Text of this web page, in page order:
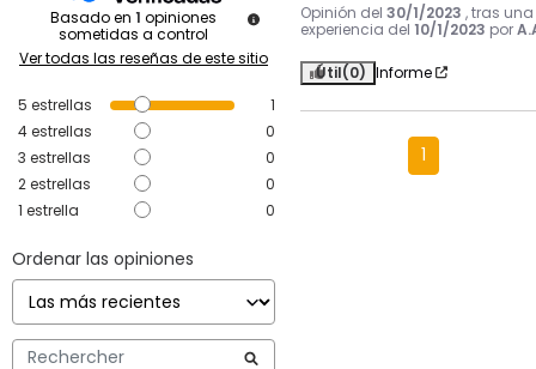
Basado en 1 opiniones
sometidas a control
Ver todas las reseñas de este sitio
5 estrellas
1
4estrellas
0
3 estrellas
0
2estrellas
0
1 estrella 0
Ordenar las opiniones
Opinión del 30/1/2023 , tras una
experiencia del 10/1/2023 por
Útil(0) Informe
1